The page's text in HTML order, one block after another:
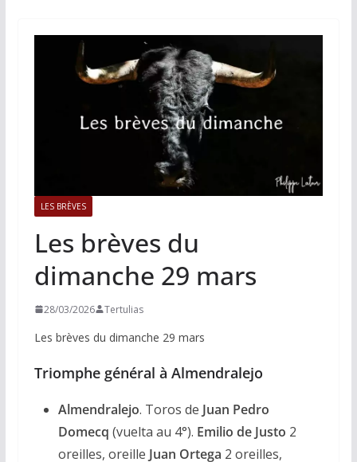
LES BRÈVES
Les brèves du
dimanche 29 mars
28/03/2026 Tertulias
Les brèves du dimanche 29 mars
Triomphe général à Almendralejo
Almendralejo. Toros de Juan Pedro
Domecq (vuelta au 4°). Emilio de Justo 2
oreilles, oreille Juan Ortega 2 oreilles,